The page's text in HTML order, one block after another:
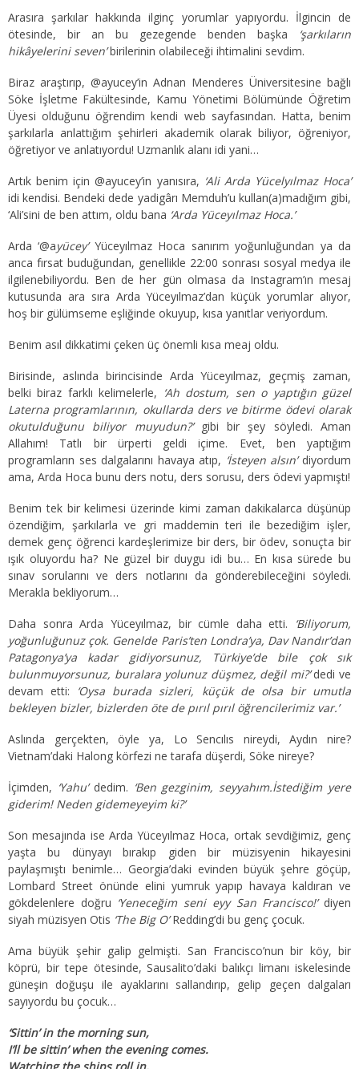
Arasıra şarkılar hakkında ilginç yorumlar yapıyordu. İlgincin de
ötesinde, bir an bu gezegende benden başka
‘şarkıların
hikâyelerini seven’birilerinin olabileceği ihtimalini sevdim.
Biraz araştırıp, @ayucey’in Adnan Menderes Üniversitesine bağlı
Söke İşletme Fakültesinde, Kamu Yönetimi Bölümünde Öğretim
Üyesi olduğunu öğrendim kendi web sayfasından. Hatta, benim
şarkılarla anlattığım şehirleri akademik olarak biliyor, öğreniyor,
öğretiyor ve anlatıyordu! Uzmanlık alanı idi yani…
Artık benim için @ayucey’in yanısıra, ‘Ali Arda Yücelyılmaz Hoca’
idi kendisi. Bendeki dede yadigârı Memduh’u kullan(a)madığım gibi,
‘Ali’sini de ben attım, oldu bana ‘Arda Yüceyılmaz Hoca.’
Arda ‘@ayücey’ Yüceyılmaz Hoca sanırım yoğunluğundan ya da
anca fırsat buduğundan, genellikle 22:00 sonrası sosyal medya ile
ilgilenebiliyordu. Ben de her gün olmasa da Instagram’ın mesaj
kutusunda ara sıra Arda Yüceyılmaz’dan küçük yorumlar alıyor,
hoş bir gülümseme eşliğinde okuyup, kısa yanıtlar veriyordum.
Benim asıl dikkatimi çeken üç önemli kısa meaj oldu.
Birisinde, aslında birincisinde Arda Yüceyılmaz, geçmiş zaman,
belki biraz farklı kelimelerle, ‘Ah dostum, sen o yaptığın güzel
Laterna programlarının, okullarda ders ve bitirme ödevi olarak
okutulduğunu biliyor muyudun?’gibi bir şey söyledi. Aman
Allahım! Tatlı bir ürperti geldi içime. Evet, ben yaptığım
programların ses dalgalarını havaya atıp, ‘İsteyen alsın’diyordum
ama, Arda Hoca bunu ders notu, ders sorusu, ders ödevi yapmıştı!
Benim tek bir kelimesi üzerinde kimi zaman dakikalarca düşünüp
özendiğim, şarkılarla ve gri maddemin teri ile bezediğim işler,
demek genç öğrenci kardeşlerimize bir ders, bir ödev, sonuçta bir
ışık oluyordu ha? Ne güzel bir duygu idi bu… En kısa sürede bu
sınav sorularını ve ders notlarını da gönderebileceğini söyledi.
Merakla bekliyorum…
Daha sonra Arda Yüceyılmaz, bir cümle daha etti.
‘Biliyorum,
yoğunluğunuz çok. Genelde Paris’ten Londra’ya, Dav Nandır’dan
Patagonya’ya kadar gidiyorsunuz, Türkiye’de bile çok sık
bulunmuyorsunuz, buralara yolunuz düşmez, değil mi?’dedi ve
devam etti: ‘Oysa burada sizleri, küçük de olsa bir umutla
bekleyen bizler, bizlerden öte de pırıl pırıl öğrencilerimiz var.’
Aslında gerçekten, öyle ya, Lo Sencılıs nireydi, Aydın nire?
Vietnam’daki Halong körfezi ne tarafa düşerdi, Söke nireye?
İçimden, ‘Yahu’dedim. ‘Ben gezginim, seyyahım.İstediğim yere
giderim! Neden gidemeyeyim ki?’
Son mesajında ise Arda Yüceyılmaz Hoca, ortak sevdiğimiz, genç
yaşta bu dünyayı bırakıp giden bir müzisyenin hikayesini
paylaşmıştı benimle… Georgia’daki evinden büyük şehre göçüp,
Lombard Street önünde elini yumruk yapıp havaya kaldıran ve
gökdelenlere doğru ‘Yeneceğim seni eyy San Francisco!’ diyen
siyah müzisyen Otis ‘The Big O’Redding’di bu genç çocuk.
Ama büyük şehir galip gelmişti. San Francisco’nun bir köy, bir
köprü, bir tepe ötesinde, Sausalito’daki balıkçı limanı iskelesinde
güneşin doğuşu ile ayaklarını sallandırıp, gelip geçen dalgaları
sayıyordu bu çocuk…
‘Sittin’ in the morning sun,
I’ll be sittin’ when the evening comes.
Watching the ships roll in,